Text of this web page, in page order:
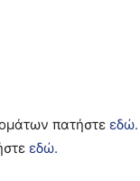
πατήστε εδώ.
εδώ.